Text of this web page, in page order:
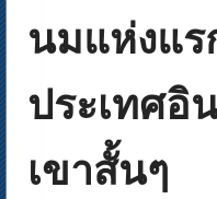
นมแห่งแ
ประเทศ
เขาสั้นๆ